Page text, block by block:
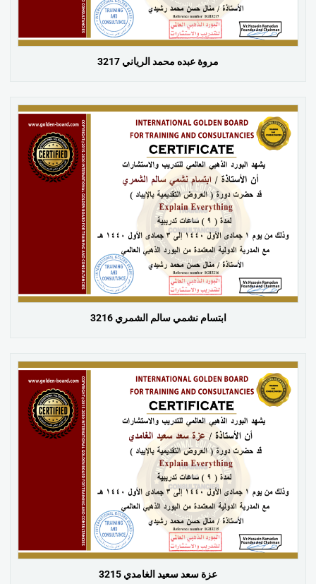
مروة عبده محمد الرياني 3217
ابتسام نشمي سالم الشمري 3216
عزة سعد سعيد الغامدي 3215